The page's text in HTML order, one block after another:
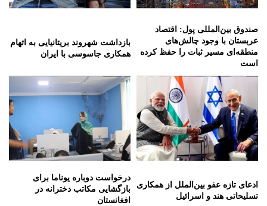
صندوق بین‌المللی پول: اقتصاد
عربستان با وجود چالش‌های
منطقه‌ای مسیر ثبات را حفظ کرده
است
بازداشت شهروند بریتانیایی به اتهام
همکاری جاسوسی با ایران
ادعای تازه عفو بین‌الملل از همکاری
تسلیحاتی هند و اسرائیل
درخواست دوباره یوناما برای
بازگشایی مکاتب دخترانه در
افغانستان